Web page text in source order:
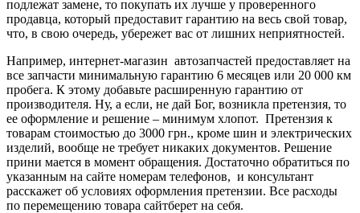
подлежат замене, то покупать их лучше у проверенного
продавца, который предоставит гарантию на весь свой товар,
что, в свою очередь, убережет вас от лишних неприятностей.
Например, интернет-магазин автозапчастей предоставляет на
все запчасти минимальную гарантию 6 месяцев или 20 000 км
пробега. К этому добавьте расширенную гарантию от
производителя. Ну, а если, не дай Бог, возникла претензия, то
ее оформление и решение – минимум хлопот. Претензия к
товарам стоимостью до 3000 грн., кроме шин и электрических
изделий, вообще не требует никаких документов. Решение
прини мается в момент обращения. Достаточно обратиться по
указанным на сайте номерам телефонов, и консультант
расскажет об условиях оформления претензии. Все расходы
по перемещению товара сайтберет на себя.